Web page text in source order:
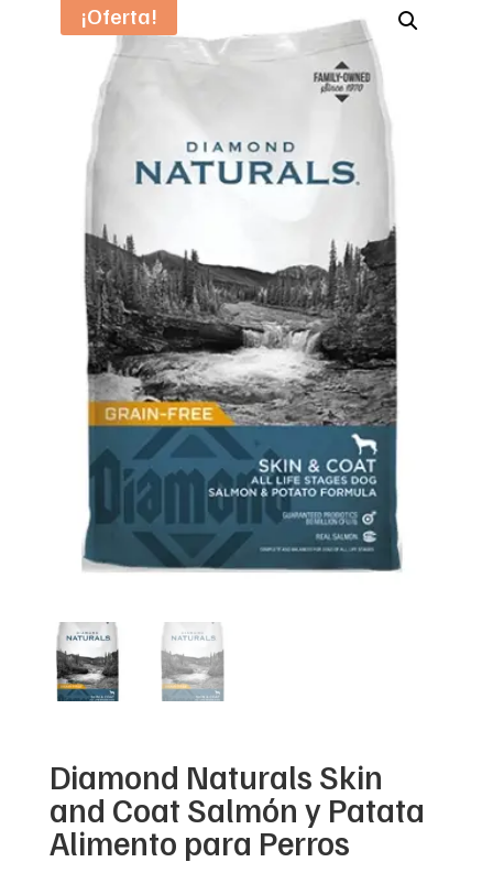
¡Oferta!
Diamond Naturals Skin
and Coat Salmón y Patata
Alimento para Perros